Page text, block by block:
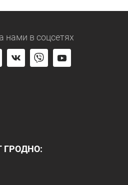
нами в соцсетях
ГРОДНО: